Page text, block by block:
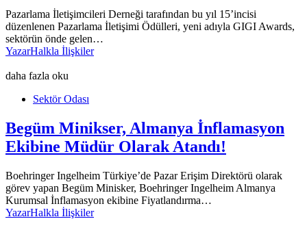
Pazarlama İletişimcileri Derneği tarafından bu yıl 15’incisi
düzenlenen Pazarlama İletişimi Ödülleri, yeni adıyla GIGI Awards,
sektörün önde gelen…
YazarHalkla İlişkiler
daha fazla oku
Sektör Odası
Begüm Minikser, Almanya İnflamasyon
Ekibine Müdür Olarak Atandı!
Boehringer Ingelheim Türkiye’de Pazar Erişim Direktörü olarak
görev yapan Begüm Minisker, Boehringer Ingelheim Almanya
Kurumsal İnflamasyon ekibine Fiyatlandırma…
YazarHalkla İlişkiler